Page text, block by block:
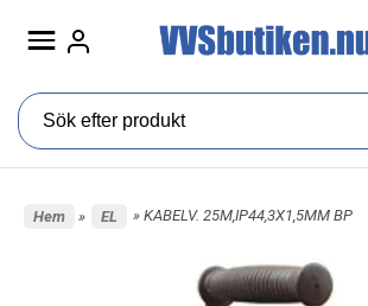
Hem » EL » KABELV. 25M,IP44,3X1,5MM BP